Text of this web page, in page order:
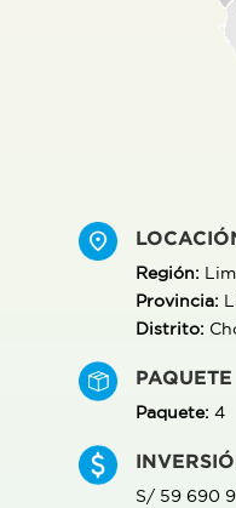
Región:
Provincia:
Distrito:
PAQUETE
Paquete: 4
S/ 59 690